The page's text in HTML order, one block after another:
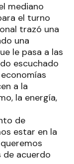
mediano
el turno
trazó una
una
le pasa a las
escuchado
a la
la energía,
de
estar en la
de acuerdo